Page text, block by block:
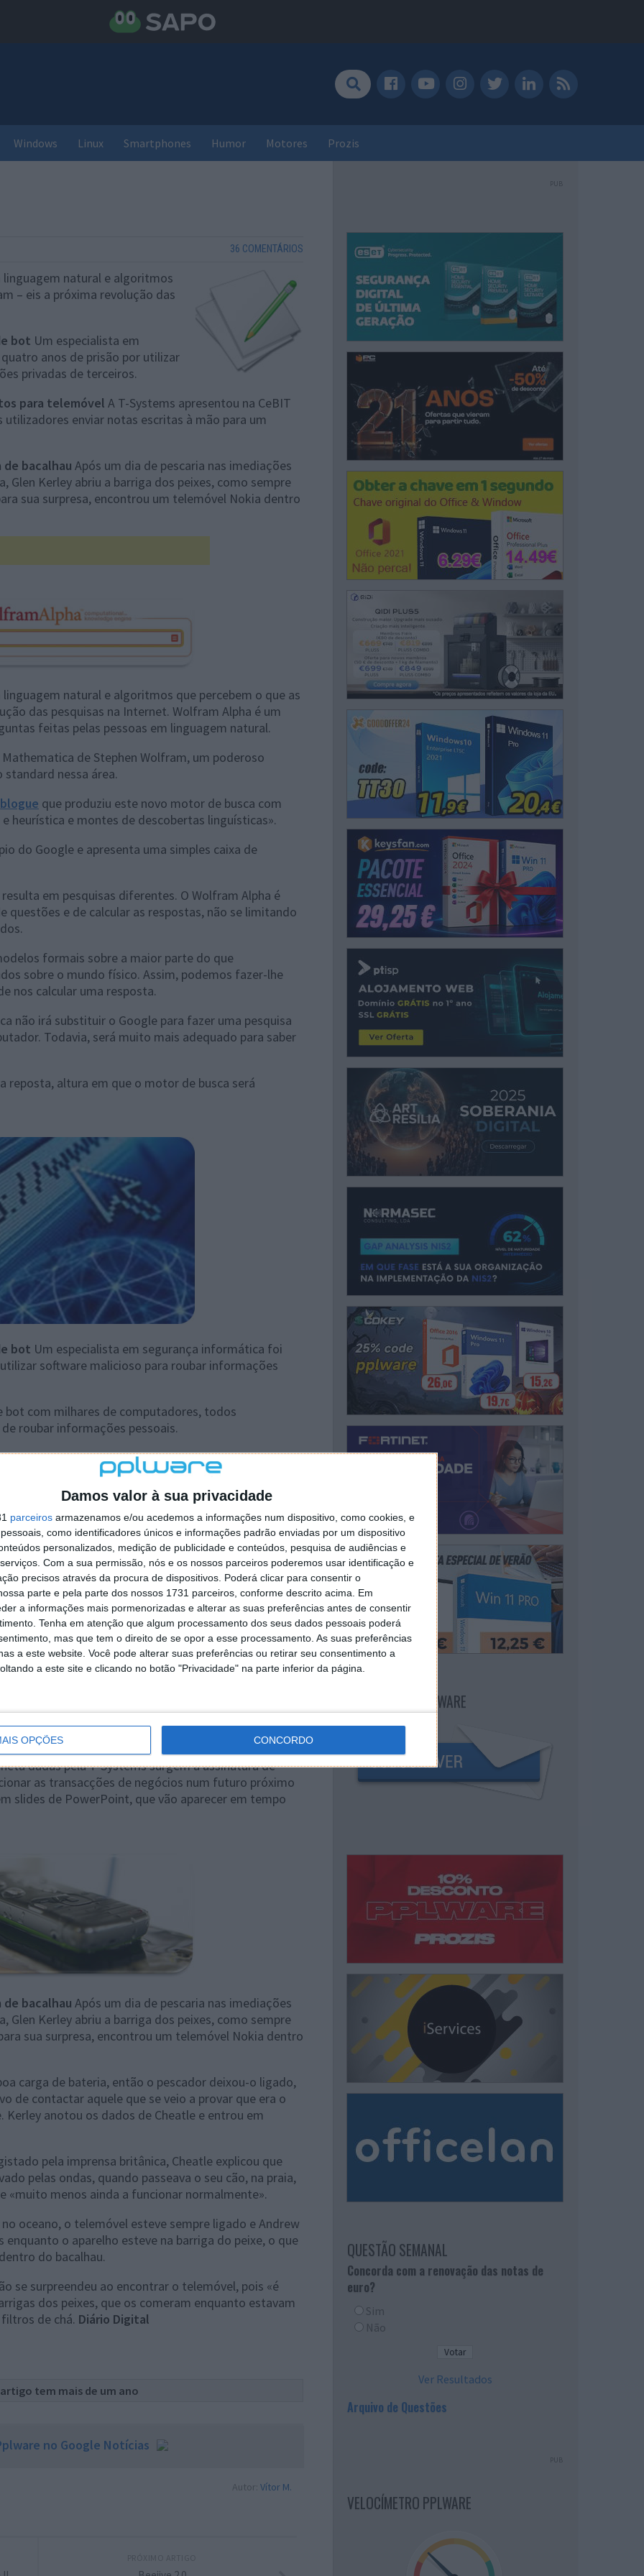
Damos valor à sua privacidade
parceiros armazenamos e/ou acedemos a informações num dispositivo, como cookies, e
como identificadores únicos e informações padrão enviadas por um dispositivo
personalizados, medição de publicidade e conteúdos, pesquisa de audiências e
Com a sua permissão, nós e os nossos parceiros poderemos usar identificação e
precisos através da procura de dispositivos. Poderá clicar para consentir o
parte e pela parte dos nossos 1731 parceiros, conforme descrito acima. Em
a informações mais pormenorizadas e alterar as suas preferências antes de consentir
Tenha em atenção que algum processamento dos seus dados pessoais poderá
mas que tem o direito de se opor a esse processamento. As suas preferências
a este website. Você pode alterar suas preferências ou retirar seu consentimento a
a este site e clicando no botão "Privacidade" na parte inferior da página.
OPÇÕES CONCORDO
Windows Linux Smartphones Humor Motores Prozis
36 COMENTÁRIOS
linguagem natural e algoritmos
– eis a próxima revolução das
bot Um especialista em
anos de prisão por utilizar
privadas de terceiros.
para telemóvel A T-Systems apresentou na CeBIT
enviar notas escritas à mão para um
bacalhau Após um dia de pescaria nas imediações
Glen Kerley abriu a barriga dos peixes, como sempre
sua surpresa, encontrou um telemóvel Nokia dentro
natural e algoritmos que percebem o que as
das pesquisas na Internet. Wolfram Alpha é um
feitas pelas pessoas em linguagem natural.
de Stephen Wolfram, um poderoso
nessa área.
blogue que produziu este novo motor de busca com
heurística e montes de descobertas linguísticas».
do Google e apresenta uma simples caixa de
em pesquisas diferentes. O Wolfram Alpha é
questões e de calcular as respostas, não se limitando
formais sobre a maior parte do que
sobre o mundo físico. Assim, podemos fazer-lhe
nos calcular uma resposta.
não irá substituir o Google para fazer uma pesquisa
Todavia, será muito mais adequado para saber
reposta, altura em que o motor de busca será
bot Um especialista em segurança informática foi
software malicioso para roubar informações
bot com milhares de computadores, todos
roubar informações pessoais.
a 56 meses de prisão e a uma multa de 19 mil
empresas.
quase um ano depois de John Schiefer se
para telemóvelA T-Systems apresentou na CeBIT
enviar notas escritas à mão para um
de diminuir custos e tornar procedimentos
para telemóvel, através de Bluetooth.
dadas pela T-Systems surgem a assinatura de
as transacções de negócios num futuro próximo
slides de PowerPoint, que vão aparecer em tempo
bacalhau Após um dia de pescaria nas imediações
Glen Kerley abriu a barriga dos peixes, como sempre
sua surpresa, encontrou um telemóvel Nokia dentro
carga de bateria, então o pescador deixou-o ligado,
de contactar aquele que se veio a provar que era o
anotou os dados de Cheatle e entrou em
pela imprensa britânica, Cheatle explicou que
pelas ondas, quando passeava o seu cão, na praia,
«muito menos ainda a funcionar normalmente».
oceano, o telemóvel esteve sempre ligado e Andrew
o aparelho esteve na barriga do peixe, o que
do bacalhau.
se surpreendeu ao encontrar o telemóvel, pois «é
dos peixes, que os comeram enquanto estavam
de chá. Diário Digital
tem mais de um ano
no Google Notícias
Autor: Vítor M.
PUB
NEWSLETTER PPLWARE
QUESTÃO SEMANAL
Concorda com a renovação das notas de
euro?
Sim
Não
Ver Resultados
Arquivo de Questões
PUB
VELOCÍMETRO PPLWARE